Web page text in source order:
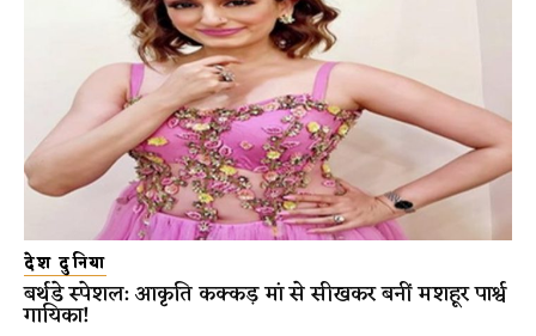
देश दुनिया
बर्थडे स्पेशल: आकृति कक्कड़ मां से सीखकर बनीं मशहूर पार्श्व
गायिका!